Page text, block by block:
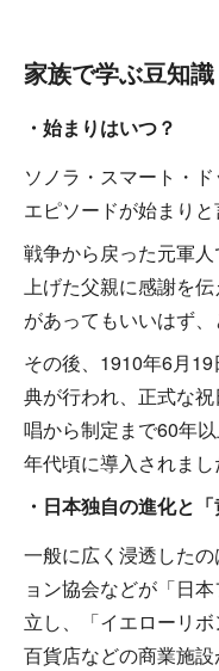
家族で学ぶ豆知識
・始まりはいつ？
ソノラ・スマート・
エピソードが始まりと
戦争から戻った元軍
上げた父親に感謝を
があってもいいはず、
その後、1910年6月
典が行われ、正式な
唱から制定まで60年
年代頃に導入されまし
・日本独自の進化と
一般に広く浸透した
ョン協会などが「日
立し、「イエローリボ
百貨店などの商業施